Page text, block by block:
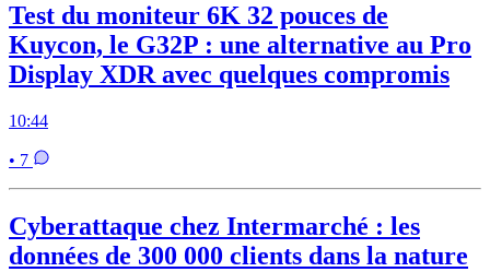
Test du moniteur 6K 32 pouces de
Kuycon, le G32P : une alternative au Pro
Display XDR avec quelques compromis
10:44
• 7
Cyberattaque chez Intermarché : les
données de 300 000 clients dans la nature